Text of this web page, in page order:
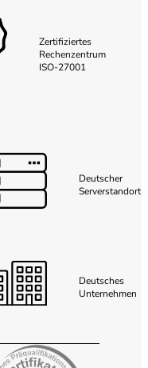
Zertifiziertes
Rechenzentrum
ISO-27001
Deutscher
Serverstandort
Deutsches
Unternehmen